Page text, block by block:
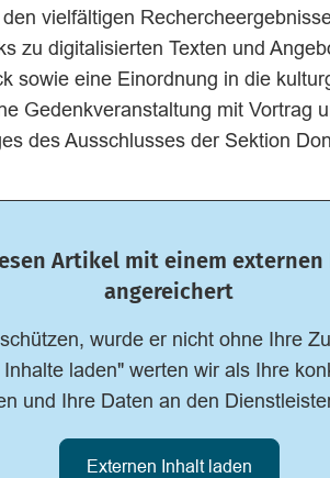
vielfältigen
zu digitalisierten Texten und
sowie eine Einordnung in die
Gedenkveranstaltung mit Vortrag
des Ausschlusses der Sektion
Artikel mit einem
angereichert
wurde er nicht ohne Ihre
laden" werten wir als Ihre
und Ihre Daten an den
Externen Inhalt laden